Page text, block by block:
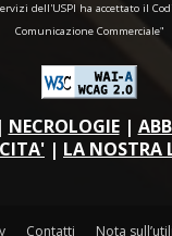
dell'USPI ha accettato il
Comunicazione Commerciale"
| NECROLOGIE|
| LA NOSTRA
Contatti Nota